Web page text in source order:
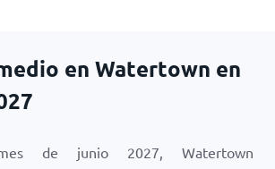
en Watertown en
de junio 2027, Watertown